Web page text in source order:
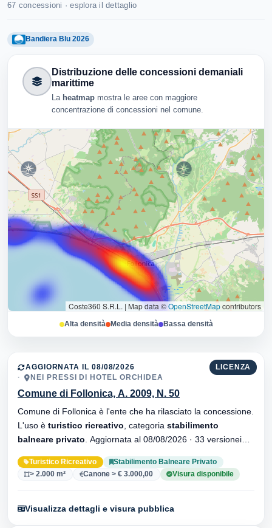
67 concessioni · esplora il dettaglio
Bandiera Blu 2026
Distribuzione delle concessioni demaniali
marittime
La heatmap mostra le aree con maggiore
concentrazione di concessioni nel comune.
Coste360 S.R.L. | Map data ©OpenStreetMapcontributors
Alta densità Media densità Bassa densità
LICENZA
AGGIORNATA IL 08/08/2026
NEI PRESSI DI HOTEL ORCHIDEA
Comune di Follonica, A. 2009, N. 50
Comune di Follonica è l'ente che ha rilasciato la concessione.
L'uso è turistico ricreativo , categoria stabilimento
balneare privato
Turistico Ricreativo
Stabilimento Balneare Privato
> 2.000 m²
Canone > € 3.000,00 Visura disponibile
Visualizza dettagli e visura pubblica